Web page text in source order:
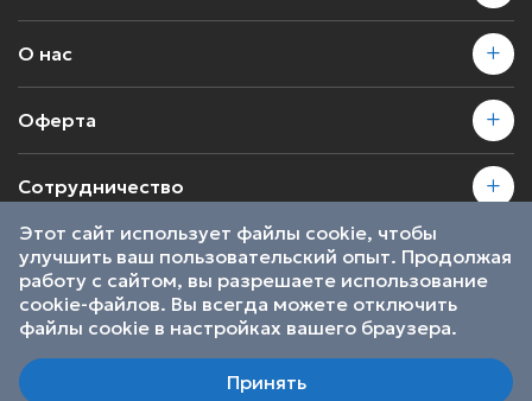
О нас
Оферта
Сотрудничество
2026 © SkillsProof | Все права защищены
Пользовательское соглашение
Являемся участниками
Этот сайт использует файлы cookie, чтобы
улучшить ваш пользовательский опыт. Продолжая
работу с сайтом, вы разрешаете использование
cookie-файлов. Вы всегда можете отключить
файлы cookie в настройках вашего браузера.
Принять